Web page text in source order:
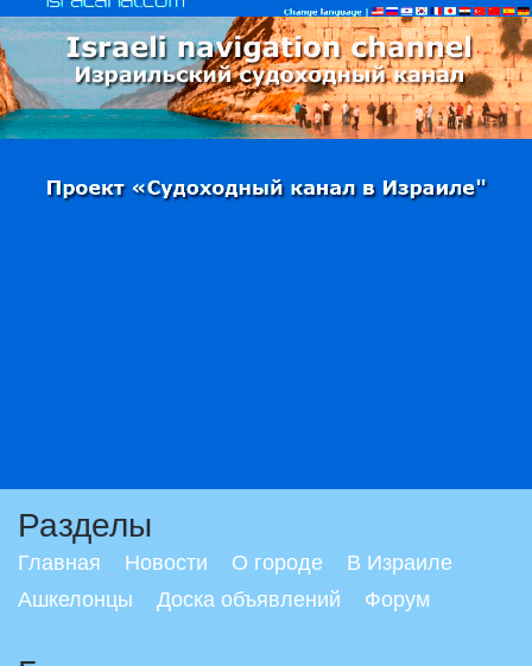
Разделы
Главная Новости О городе
В Израиле
Ашкелонцы
Доска объявлений Форум